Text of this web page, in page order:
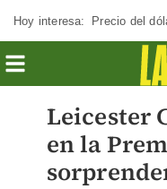
Hoy interesa: Precio del
Leicester
en la